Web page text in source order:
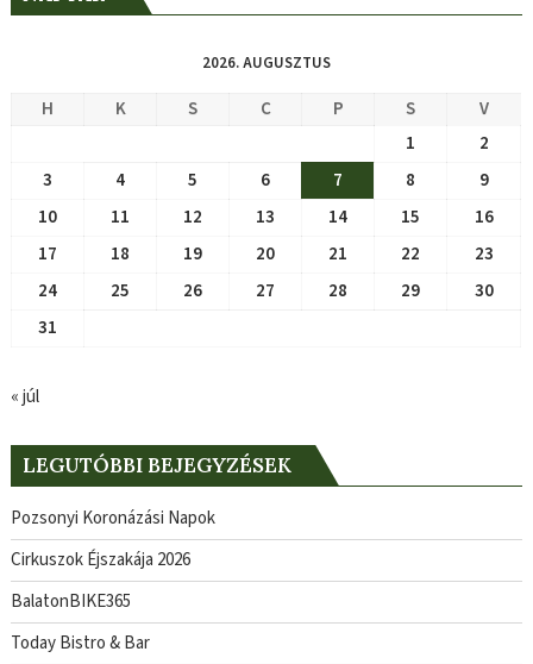
2026. AUGUSZTUS
H K S C P S
V
1
2
3
4 5 6 7 8
9
10
11 12 13 14 15
16
17
18 19 20 21 22
23
24
25 26 27 28 29
30
31
« júl
LEGUTÓBBI BEJEGYZÉSEK
Pozsonyi Koronázási Napok
Cirkuszok Éjszakája 2026
BalatonBIKE365
Today Bistro & Bar